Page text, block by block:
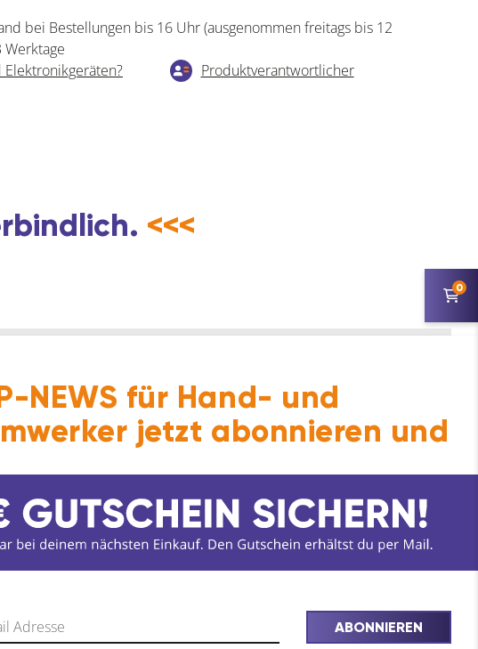
bei Bestellungen bis 16 Uhr (ausgenommen freitags bis 12
Werktage
Elektronikgeräten?
Produktverantwortlicher
<<<
0
NEWS für Hand- und
jetzt abonnieren und
ABONNIEREN